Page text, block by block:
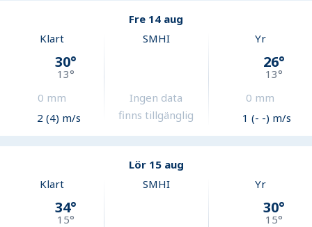
Fre 14 aug
Klart
30°
13°
0 mm
2 (4) m/s
SMHI
Ingen data
finns tillgänglig
Yr
26°
13°
0 mm
1 (- -) m/s
Lör 15 aug
Klart
34°
15°
SMHI Yr
30°
15°